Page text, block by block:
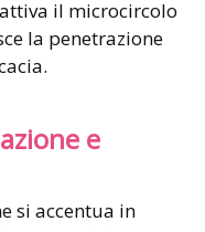
il microcircolo
la penetrazione
e
si accentua in